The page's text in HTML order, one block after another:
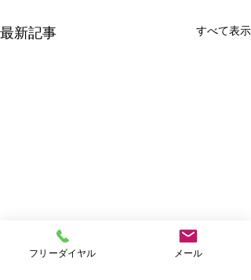
最新記事 すべて表示
フリーダイヤル メール